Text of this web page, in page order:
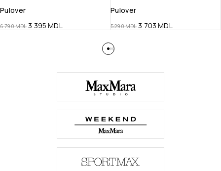
Pulover
6 790MDL 3 395MDL
Pulover
5 290MDL 3 703MDL